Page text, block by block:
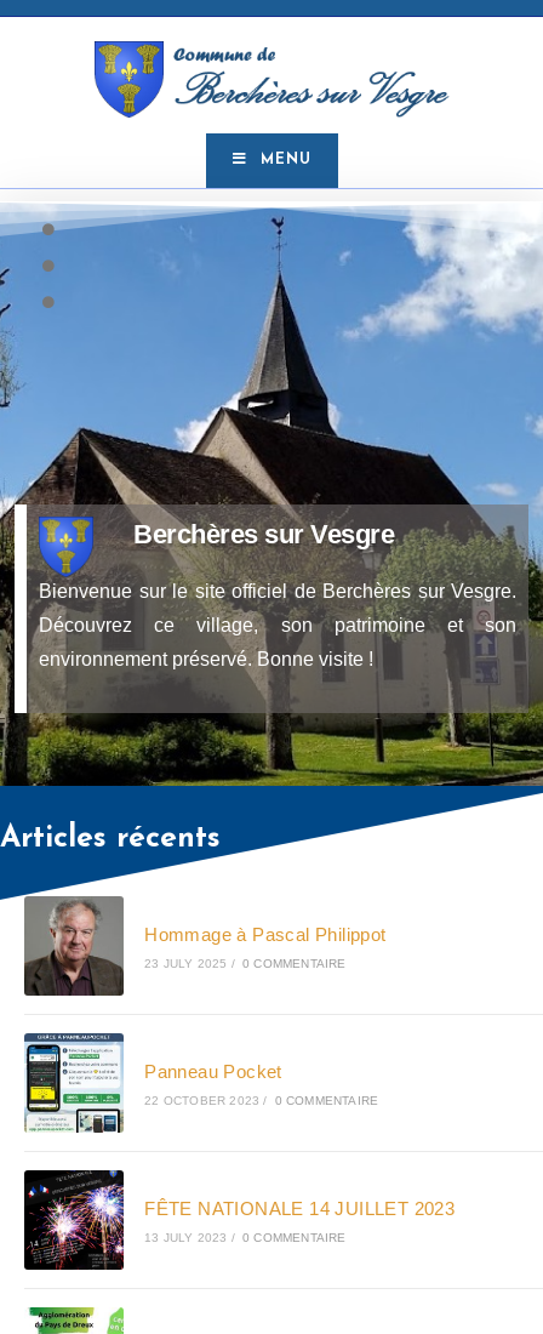
MENU
Berchères sur Vesgre
Bienvenue sur le site officiel de Berchères sur Vesgre.
Découvrez ce village, son patrimoine et son
environnement préservé. Bonne visite !
Articles récents
Hommage à Pascal Philippot
23 JULY 2025 / 0 COMMENTAIRE
Panneau Pocket
22 OCTOBER 2023 / 0 COMMENTAIRE
FÊTE NATIONALE 14 JUILLET 2023
13 JULY 2023 / 0 COMMENTAIRE